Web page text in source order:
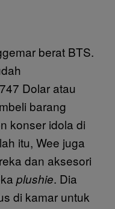
berat BTS.
Dolar atau
barang
konser idola di
itu, Wee juga
dan aksesori
plushie. Dia
di kamar untuk